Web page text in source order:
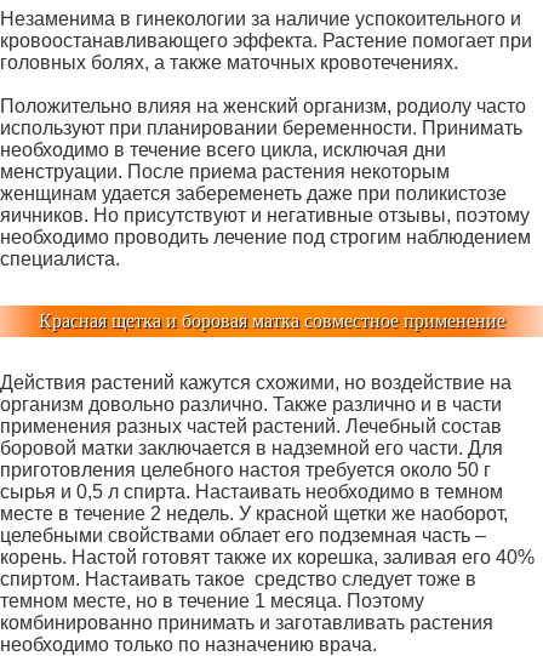
Незаменима в гинекологии за наличие успокоительного и
кровоостанавливающего эффекта. Растение помогает при
головных болях, а также маточных кровотечениях.
Положительно влияя на женский организм, родиолу часто
используют при планировании беременности. Принимать
необходимо в течение всего цикла, исключая дни
менструации. После приема растения некоторым
женщинам удается забеременеть даже при поликистозе
яичников. Но присутствуют и негативные отзывы, поэтому
необходимо проводить лечение под строгим наблюдением
специалиста.
Красная щетка и боровая матка совместное применение
Действия растений кажутся схожими, но воздействие на
организм довольно различно. Также различно и в части
применения разных частей растений. Лечебный состав
боровой матки заключается в надземной его части. Для
приготовления целебного настоя требуется около 50 г
сырья и 0,5 л спирта. Настаивать необходимо в темном
месте в течение 2 недель. У красной щетки же наоборот,
целебными свойствами облает его подземная часть –
корень. Настой готовят также их корешка, заливая его 40%
спиртом. Настаивать такое средство следует тоже в
темном месте, но в течение 1 месяца. Поэтому
комбинированно принимать и заготавливать растения
необходимо только по назначению врача.